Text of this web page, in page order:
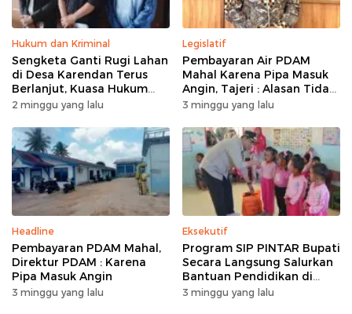
Hukum dan Kriminal
Sengketa Ganti Rugi Lahan
di Desa Karendan Terus
Berlanjut, Kuasa Hukum
Ajukan Kasasi
2 minggu yang lalu
Legislatif
Pembayaran Air PDAM
Mahal Karena Pipa Masuk
Angin, Tajeri : Alasan Tidak
Masuk Akal
3 minggu yang lalu
Headline
Pembayaran PDAM Mahal,
Direktur PDAM : Karena
Pipa Masuk Angin
3 minggu yang lalu
Eksekutif
Program SIP PINTAR Bupati
Secara Langsung Salurkan
Bantuan Pendidikan di
Desa Mampuak ll
3 minggu yang lalu